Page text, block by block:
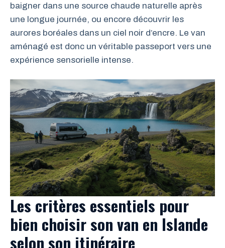
baigner dans une source chaude naturelle après
une longue journée, ou encore découvrir les
aurores boréales dans un ciel noir d’encre. Le van
aménagé est donc un véritable passeport vers une
expérience sensorielle intense.
Les critères essentiels pour
bien choisir son van en Islande
selon son itinéraire